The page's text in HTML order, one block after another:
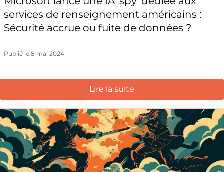
services de renseignement américains :
Sécurité accrue ou fuite de données ?
Publié le 8 mai 2024
Lire la suite